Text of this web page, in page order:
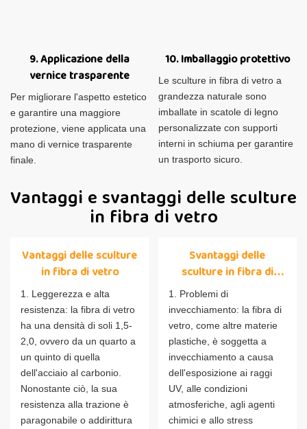
9. Applicazione della
vernice trasparente
Per migliorare l'aspetto estetico
e garantire una maggiore
protezione, viene applicata una
mano di vernice trasparente
finale.
10. Imballaggio protettivo
Le sculture in fibra di vetro a
grandezza naturale sono
imballate in scatole di legno
personalizzate con supporti
interni in schiuma per garantire
un trasporto sicuro.
Vantaggi e svantaggi delle sculture
in fibra di vetro
Vantaggi delle sculture
in fibra di vetro
1. Leggerezza e alta
resistenza: la fibra di vetro
ha una densità di soli 1,5-
2,0, ovvero da un quarto a
un quinto di quella
dell'acciaio al carbonio.
Nonostante ciò, la sua
resistenza alla trazione è
paragonabile o addirittura
Svantaggi delle
sculture in fibra di
vetro
1. Problemi di
invecchiamento: la fibra di
vetro, come altre materie
plastiche, è soggetta a
invecchiamento a causa
dell'esposizione ai raggi
UV, alle condizioni
atmosferiche, agli agenti
chimici e allo stress